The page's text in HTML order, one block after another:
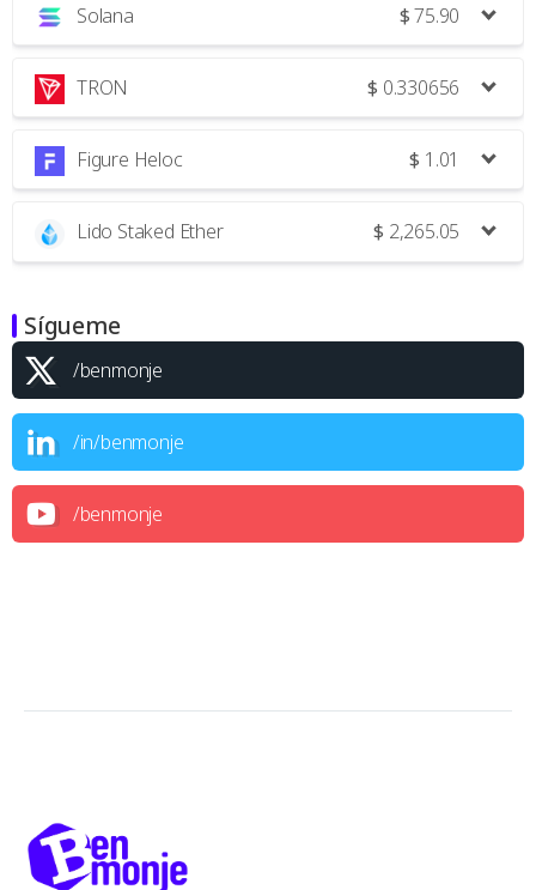
Solana $75.90
TRON $ 0.330656
Figure Heloc $ 1.01
Lido Staked Ether $ 2,265.05
Sígueme
/benmonje
/in/benmonje
/benmonje